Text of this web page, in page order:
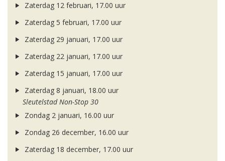
Zaterdag 12 februari, 17.00 uur
Zaterdag 5 februari, 17.00 uur
Zaterdag 29 januari, 17.00 uur
Zaterdag 22 januari, 17.00 uur
Zaterdag 15 januari, 17.00 uur
Zaterdag 8 januari, 18.00 uur
Sleutelstad Non-Stop 30
Zondag 2 januari, 16.00 uur
Zondag 26 december, 16.00 uur
Zaterdag 18 december, 17.00 uur